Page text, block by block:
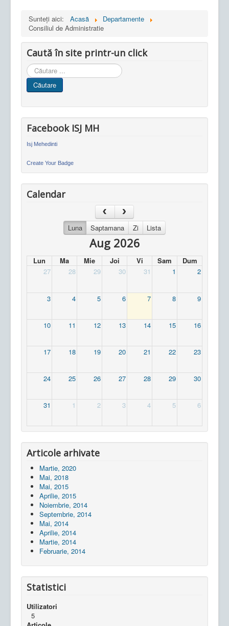
Sunteți aici: Acasă
Departamente
Consiliul de Administratie
Caută în site printr-un click
Cauta
in
site
Căutare
Facebook ISJ MH
Isj Mehedinti
Create Your Badge
Calendar
Luna Saptamana Zi Lista
Aug 2026
Lun Ma Mie Joi Vi Sam
Dum
27
28 29 30 31 1 2
3 4 5 6 7 8 9
10 11 12 13 14 15 16
17 18 19 20 21 22 23
24 25 26 27 28 29 30
31 1 2 3 4 5 6
Articole arhivate
Martie, 2020
Mai, 2018
Mai, 2015
Aprilie, 2015
Noiembrie, 2014
Septembrie, 2014
Mai, 2014
Aprilie, 2014
Martie, 2014
Februarie, 2014
Statistici
Utilizatori
5